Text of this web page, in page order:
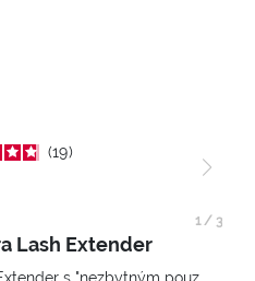
19
Lash Extender
1/ 3